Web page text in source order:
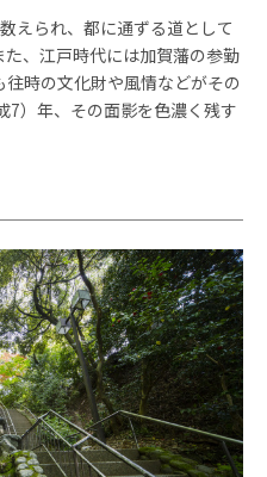
えられ、都に通ずる道として
、江戸時代には加賀藩の参勤
時の文化財や風情などがその
7）年、その面影を色濃く残す